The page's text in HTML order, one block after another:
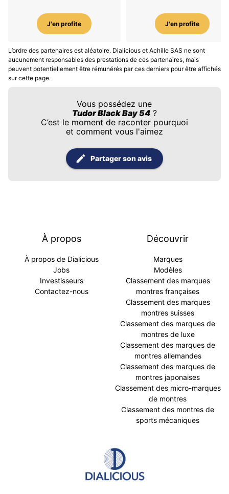
J'en profite J'en profite
L’ordre des partenaires est aléatoire. Dialicious et Achille SAS ne sont
aucunement responsables des prestations de ces partenaires, mais
peuvent potentiellement être rémunérés par ces derniers pour être affichés
sur cette page.
Vous possédez une
Tudor Black Bay 54?
C’est le moment de raconter pourquoi
et comment vous l'aimez
Partager son avis
À propos
À propos de Dialicious
Jobs
Investisseurs
Contactez-nous
Découvrir
Marques
Modèles
Classement des marques
montres françaises
Classement des marques
montres suisses
Classement des marques de
montres de luxe
Classement des marques de
montres allemandes
Classement des marques de
montres japonaises
Classement des micro-marques
de montres
Classement des montres de
sports mécaniques